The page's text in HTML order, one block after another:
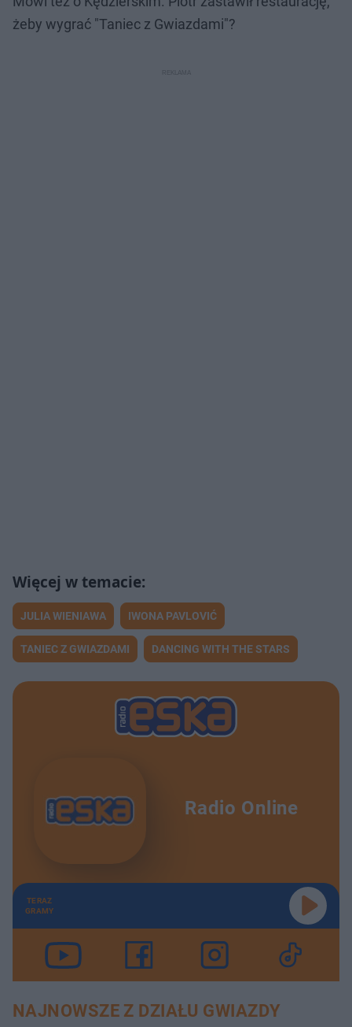
żeby wygrać "Taniec z Gwiazdami"?
JULIA WIENIAWA IWONA PAVLOVIĆ
TANIEC Z GWIAZDAMI DANCING WITH THE STARS
Radio Online
TERAZ
GRAMY
NAJNOWSZE Z DZIAŁU GWIAZDY